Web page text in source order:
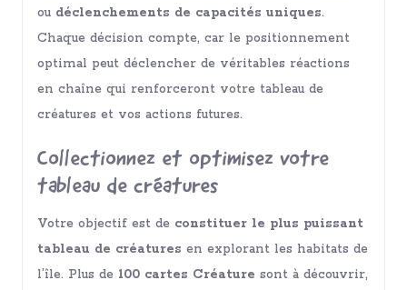
ou déclenchements de capacités uniques.
Chaque décision compte, car le positionnement
optimal peut déclencher de véritables réactions
en chaîne qui renforceront votre tableau de
créatures et vos actions futures.
Collectionnez et optimisez votre
tableau de créatures
Votre objectif est de constituer le plus puissant
tableau de créatures en explorant les habitats de
l’île. Plus de 100 cartes Créature sont à découvrir,